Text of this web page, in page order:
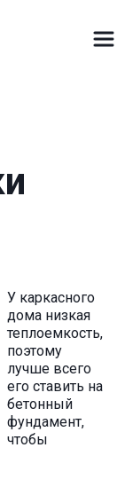
У каркасного
дома низкая
теплоемкость,
поэтому
лучше всего
его ставить на
бетонный
фундамент,
чтобы